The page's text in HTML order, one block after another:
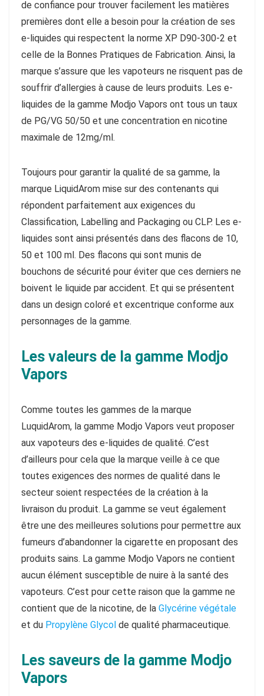
de confiance pour trouver facilement les matières
premières dont elle a besoin pour la création de ses
e-liquides qui respectent la norme XP D90-300-2 et
celle de la Bonnes Pratiques de Fabrication. Ainsi, la
marque s’assure que les vapoteurs ne risquent pas de
souffrir d’allergies à cause de leurs produits. Les e-
liquides de la gamme Modjo Vapors ont tous un taux
de PG/VG 50/50 et une concentration en nicotine
maximale de 12mg/ml.
Toujours pour garantir la qualité de sa gamme, la
marque LiquidArom mise sur des contenants qui
répondent parfaitement aux exigences du
Classification, Labelling and Packaging ou CLP. Les e-
liquides sont ainsi présentés dans des flacons de 10,
50 et 100 ml. Des flacons qui sont munis de
bouchons de sécurité pour éviter que ces derniers ne
boivent le liquide par accident. Et qui se présentent
dans un design coloré et excentrique conforme aux
personnages de la gamme.
Les valeurs de la gamme Modjo
Vapors
Comme toutes les gammes de la marque
LuquidArom, la gamme Modjo Vapors veut proposer
aux vapoteurs des e-liquides de qualité. C’est
d’ailleurs pour cela que la marque veille à ce que
toutes exigences des normes de qualité dans le
secteur soient respectées de la création à la
livraison du produit. La gamme se veut également
être une des meilleures solutions pour permettre aux
fumeurs d’abandonner la cigarette en proposant des
produits sains. La gamme Modjo Vapors ne contient
aucun élément susceptible de nuire à la santé des
vapoteurs. C’est pour cette raison que la gamme ne
contient que de la nicotine, de la Glycérine végétale
et du Propylène Glycol de qualité pharmaceutique.
Les saveurs de la gamme Modjo
Vapors